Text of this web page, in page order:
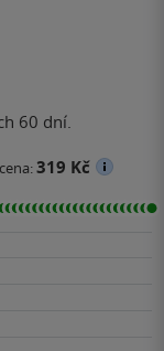
60 dní.
319 Kč